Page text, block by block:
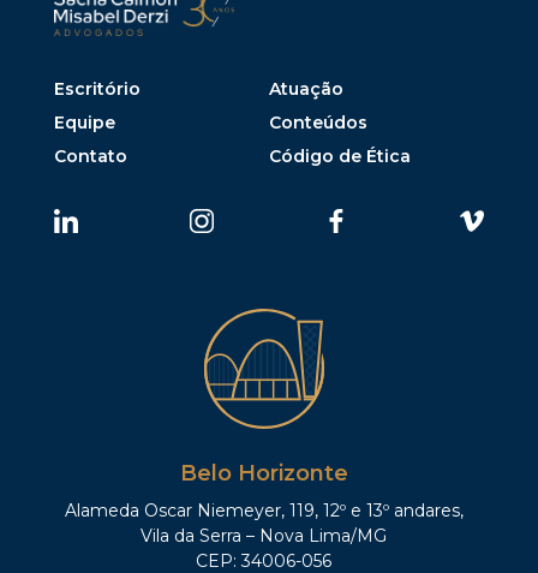
Escritório
Atuação
Equipe
Conteúdos
Contato
Código de Ética
Belo Horizonte
Alameda Oscar Niemeyer, 119, 12º e 13º andares,
Vila da Serra – Nova Lima/MG
CEP: 34006-056